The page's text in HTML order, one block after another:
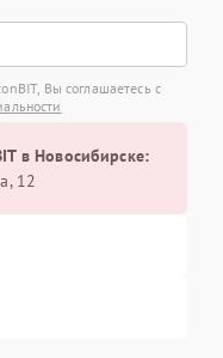
Вы соглашаетесь с
в Новосибирске:
12